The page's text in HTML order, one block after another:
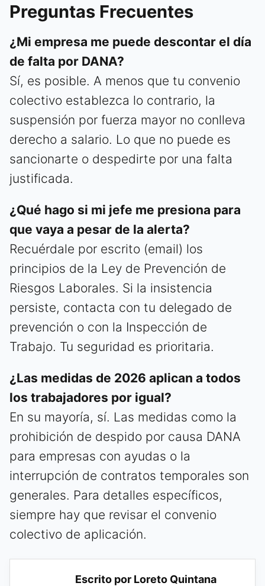
Preguntas Frecuentes
¿Mi empresa me puede descontar el día
de falta por DANA?
Sí, es posible. A menos que tu convenio
colectivo establezca lo contrario, la
suspensión por fuerza mayor no conlleva
derecho a salario. Lo que no puede es
sancionarte o despedirte por una falta
justificada.
¿Qué hago si mi jefe me presiona para
que vaya a pesar de la alerta?
Recuérdale por escrito (email) los
principios de la Ley de Prevención de
Riesgos Laborales. Si la insistencia
persiste, contacta con tu delegado de
prevención o con la Inspección de
Trabajo. Tu seguridad es prioritaria.
¿Las medidas de 2026 aplican a todos
los trabajadores por igual?
En su mayoría, sí. Las medidas como la
prohibición de despido por causa DANA
para empresas con ayudas o la
interrupción de contratos temporales son
generales. Para detalles específicos,
siempre hay que revisar el convenio
colectivo de aplicación.
Escrito por Loreto Quintana